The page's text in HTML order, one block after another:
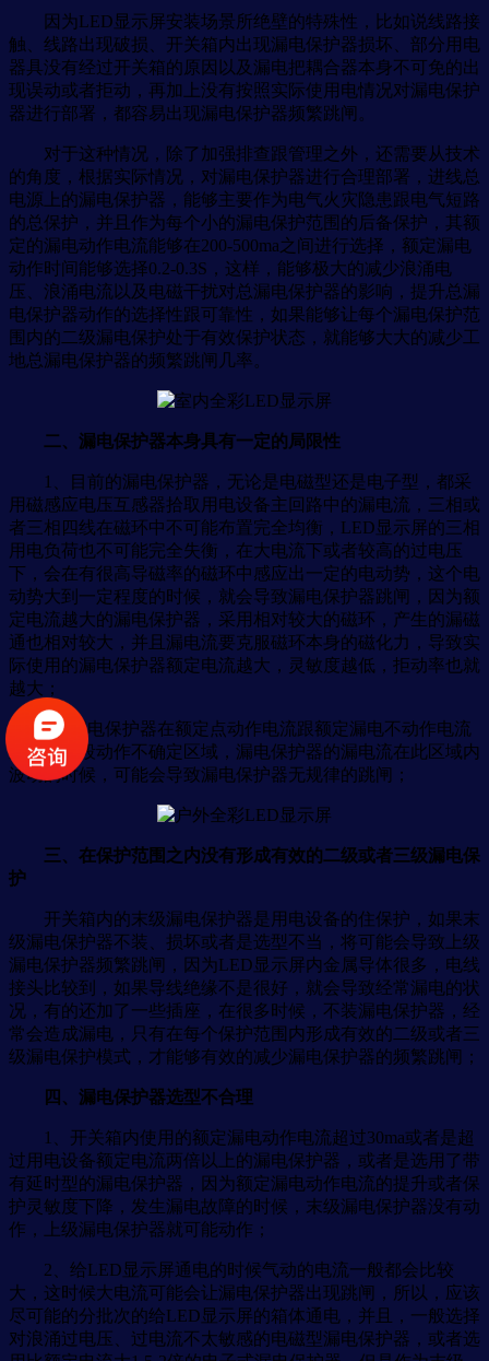
因为LED显示屏安装场景所绝壁的特殊性，比如说线路接
触、线路出现破损、开关箱内出现漏电保护器损坏、部分用电
器具没有经过开关箱的原因以及漏电把耦合器本身不可免的出
现误动或者拒动，再加上没有按照实际使用电情况对漏电保护
器进行部署，都容易出现漏电保护器频繁跳闸。
对于这种情况，除了加强排查跟管理之外，还需要从技术
的角度，根据实际情况，对漏电保护器进行合理部署，进线总
电源上的漏电保护器，能够主要作为电气火灾隐患跟电气短路
的总保护，并且作为每个小的漏电保护范围的后备保护，其额
定的漏电动作电流能够在200-500ma之间进行选择，额定漏电
动作时间能够选择0.2-0.3S，这样，能够极大的减少浪涌电
压、浪涌电流以及电磁干扰对总漏电保护器的影响，提升总漏
电保护器动作的选择性跟可靠性，如果能够让每个漏电保护范
围内的二级漏电保护处于有效保护状态，就能够大大的减少工
地总漏电保护器的频繁跳闸几率。
二、漏电保护器本身具有一定的局限性
1、目前的漏电保护器，无论是电磁型还是电子型，都采
用磁感应电压互感器拾取用电设备主回路中的漏电流，三相或
者三相四线在磁环中不可能布置完全均衡，LED显示屏的三相
用电负荷也不可能完全失衡，在大电流下或者较高的过电压
下，会在有很高导磁率的磁环中感应出一定的电动势，这个电
动势大到一定程度的时候，就会导致漏电保护器跳闸，因为额
定电流越大的漏电保护器，采用相对较大的磁环，产生的漏磁
通也相对较大，并且漏电流要克服磁环本身的磁化力，导致实
际使用的漏电保护器额定电流越大，灵敏度越低，拒动率也就
越大；
2、漏电保护器在额定点动作电流跟额定漏电不动作电流
之间有一段动作不确定区域，漏电保护器的漏电流在此区域内
波动的时候，可能会导致漏电保护器无规律的跳闸；
三、在保护范围之内没有形成有效的二级或者三级漏电保
护
开关箱内的末级漏电保护器是用电设备的住保护，如果末
级漏电保护器不装、损坏或者是选型不当，将可能会导致上级
漏电保护器频繁跳闸，因为LED显示屏内金属导体很多，电线
接头比较到，如果导线绝缘不是很好，就会导致经常漏电的状
况，有的还加了一些插座，在很多时候，不装漏电保护器，经
常会造成漏电，只有在每个保护范围内形成有效的二级或者三
级漏电保护模式，才能够有效的减少漏电保护器的频繁跳闸；
四、漏电保护器选型不合理
1、开关箱内使用的额定漏电动作电流超过30ma或者是超
过用电设备额定电流两倍以上的漏电保护器，或者是选用了带
有延时型的漏电保护器，因为额定漏电动作电流的提升或者保
护灵敏度下降，发生漏电故障的时候，末级漏电保护器没有动
作，上级漏电保护器就可能动作；
2、给LED显示屏通电的时候气动的电流一般都会比较
大，这时候大电流可能会让漏电保护器出现跳闸，所以，应该
尽可能的分批次的给LED显示屏的箱体通电，并且，一般选择
对浪涌过电压、过电流不太敏感的电磁型漏电保护器，或者选